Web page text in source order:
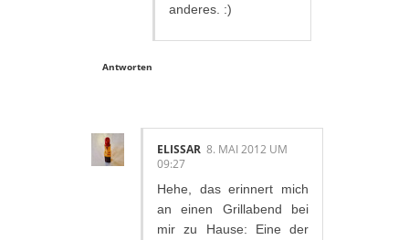
anderes. :)
Antworten
ELISSAR 8. MAI 2012 UM
09:27
Hehe, das erinnert mich
an einen Grillabend bei
mir zu Hause: Eine der